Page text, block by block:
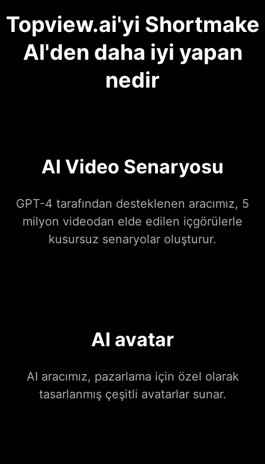
Topview.ai'yi Shortmake
AI'den daha iyi yapan
nedir
AI Video Senaryosu
GPT-4 tarafından desteklenen aracımız, 5
milyon videodan elde edilen içgörülerle
kusursuz senaryolar oluşturur.
AI avatar
AI aracımız, pazarlama için özel olarak
tasarlanmış çeşitli avatarlar sunar.